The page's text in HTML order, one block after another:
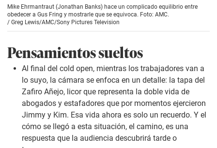
Mike Ehrmantraut (Jonathan Banks) hace un complicado equilibrio entre
obedecer a Gus Fring y mostrarle que se equivoca. Foto: AMC.
/ Greg Lewis/AMC/Sony Pictures Television
Pensamientos sueltos
Al final del cold open, mientras los trabajadores van a
lo suyo, la cámara se enfoca en un detalle: la tapa del
Zafiro Añejo, licor que representa la doble vida de
abogados y estafadores que por momentos ejercieron
Jimmy y Kim. Esa vida ahora es solo un recuerdo. Y el
cómo se llegó a esta situación, el camino, es una
respuesta que la audiencia descubrirá tarde o